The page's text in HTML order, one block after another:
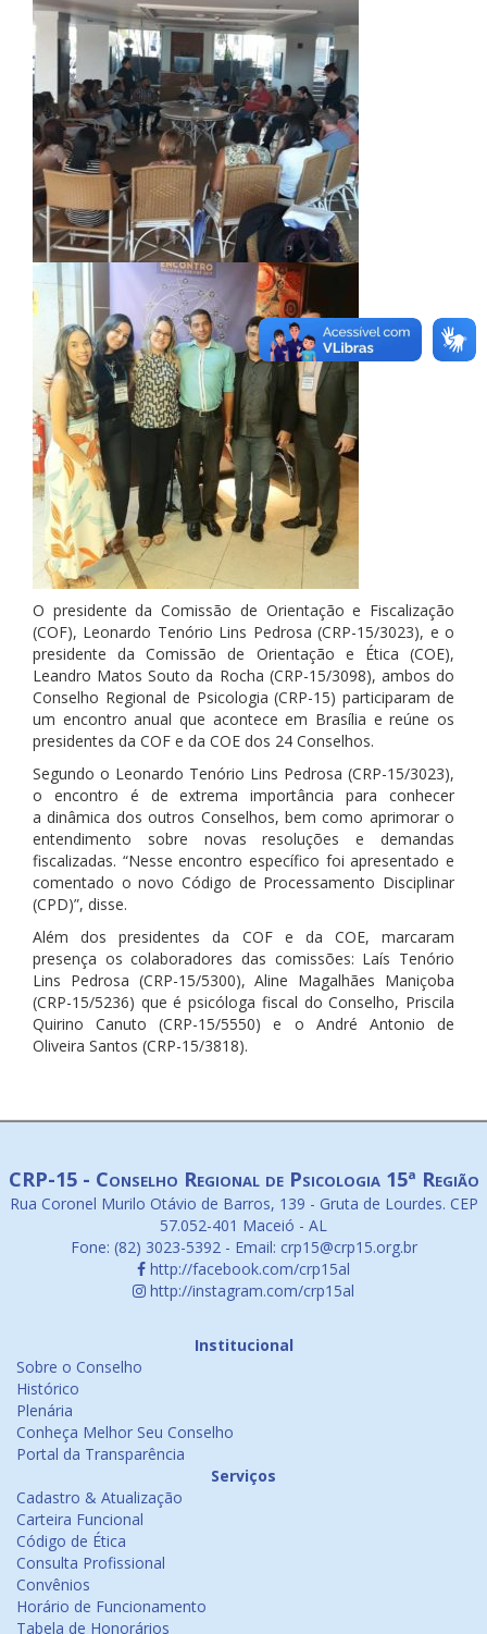
O presidente da Comissão de Orientação e Fiscalização
(COF), Leonardo Tenório Lins Pedrosa (CRP-15/3023), e o
presidente da Comissão de Orientação e Ética (COE),
Leandro Matos Souto da Rocha (CRP-15/3098), ambos do
Conselho Regional de Psicologia (CRP-15) participaram de
um encontro anual que acontece em Brasília e reúne os
presidentes da COF e da COE dos 24 Conselhos.
Segundo o Leonardo Tenório Lins Pedrosa (CRP-15/3023),
o encontro é de extrema importância para conhecer
adinâmica dos outros Conselhos, bem como aprimorar o
entendimento sobre novas resoluções e demandas
fiscalizadas. “Nesse encontro específico foi apresentado e
comentado o novo Código de Processamento Disciplinar
(CPD)”, disse.
Além dos presidentes da COF e da COE, marcaram
presença os colaboradores das comissões: Laís Tenório
Lins Pedrosa (CRP-15/5300), Aline Magalhães Maniçoba
(CRP-15/5236) que é psicóloga fiscal do Conselho, Priscila
Quirino Canuto (CRP-15/5550) e o André Antonio de
Oliveira Santos (CRP-15/3818).
CRP-15 - Conselho Regional de Psicologia 15ª Região
Rua Coronel Murilo Otávio de Barros, 139 - Gruta de Lourdes. CEP
57.052-401 Maceió - AL
Fone: (82) 3023-5392 - Email: crp15@crp15.org.br
http://facebook.com/crp15al
http://instagram.com/crp15al
Institucional
Sobre o Conselho
Histórico
Plenária
Conheça Melhor Seu Conselho
Portal da Transparência
Serviços
Cadastro & Atualização
Carteira Funcional
Código de Ética
Consulta Profissional
Convênios
Horário de Funcionamento
Tabela de Honorários